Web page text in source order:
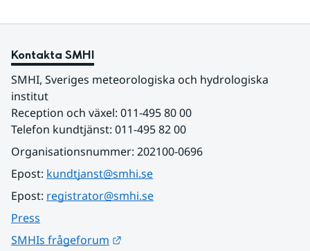
Kontakta SMHI
SMHI, Sveriges meteorologiska och hydrologiska
institut
Reception och växel: 011-495 80 00
Telefon kundtjänst: 011-495 82 00
Organisationsnummer: 202100-0696
Epost: kundtjanst@smhi.se
Epost: registrator@smhi.se
Press
SMHIs frågeforum